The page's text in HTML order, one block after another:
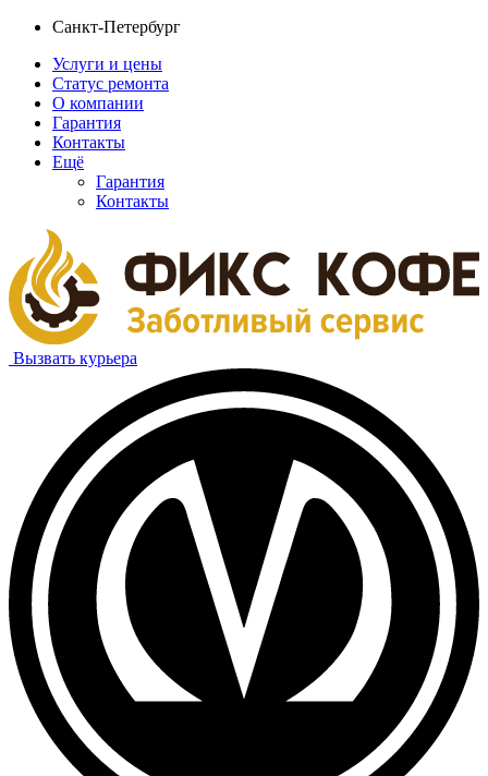
Санкт-Петербург
Услуги и цены
Статус ремонта
О компании
Гарантия
Контакты
Ещё
Гарантия
Контакты
Вызвать курьера